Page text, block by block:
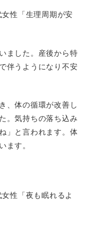
性「生理周期が安
ました。産後から特
伴うようになり不安
、体の循環が改善し
。気持ちの落ち込み
」と言われます。体
ます。
性「夜も眠れるよ